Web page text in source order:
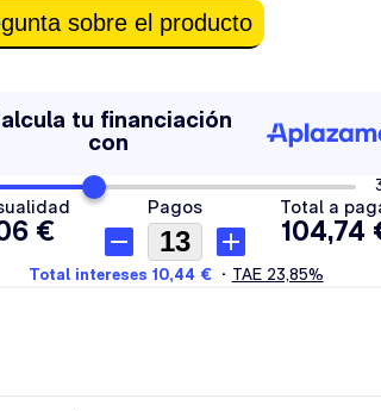
sobre el producto